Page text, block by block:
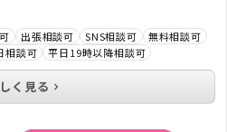
出張相談可 SNS相談可
無料相談可
相談可 平日19時以降相談可
く見る